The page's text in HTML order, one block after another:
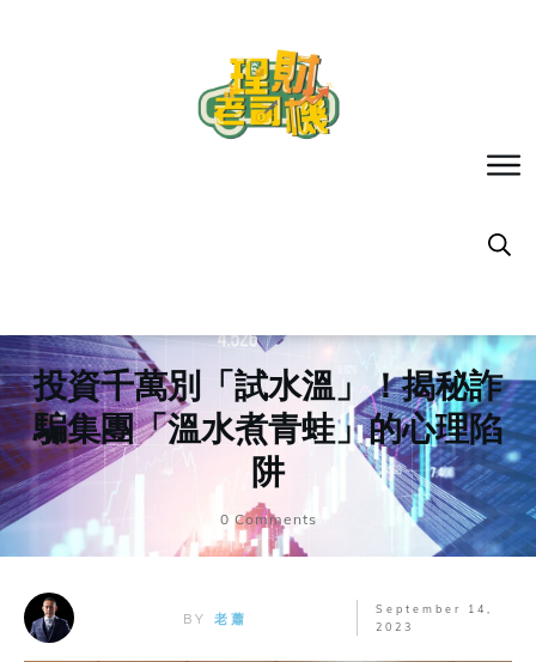
投資千萬別「試水溫」！揭秘詐
騙集團「溫水煮青蛙」的心理陷
阱
0 Comments
BY 老蕭
September 14,
2023